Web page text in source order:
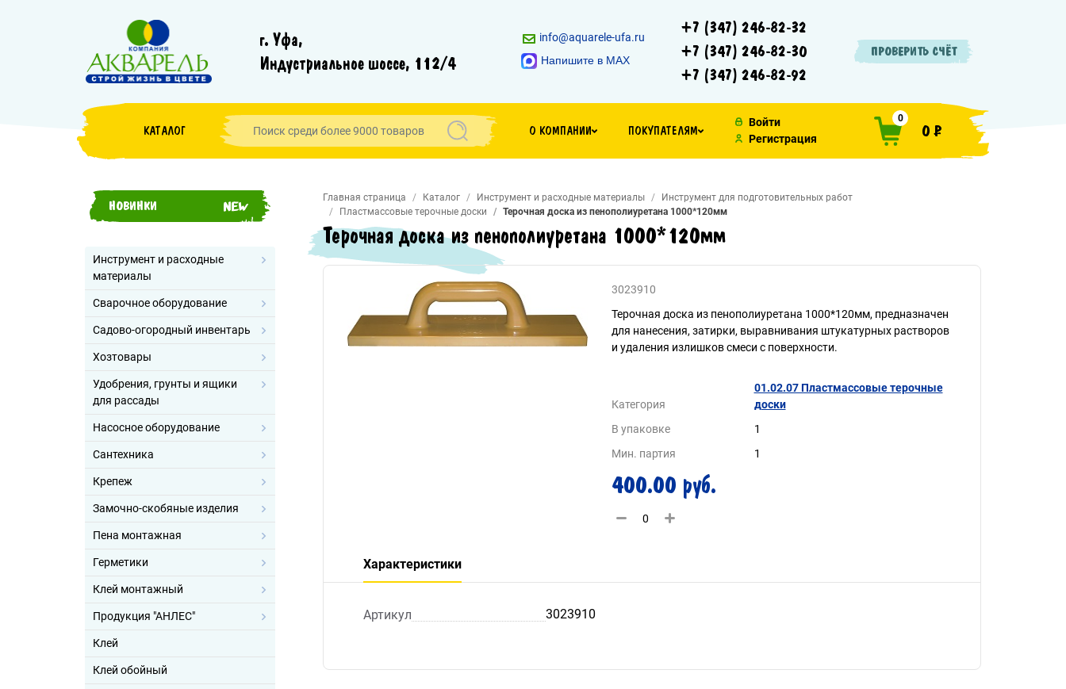
г. Уфа,
Индустриальное шоссе, 112/4
info@aquarele-ufa.ru
Напишите в MAX
+7 (347) 246-82-32
+7 (347) 246-82-30
+7 (347) 246-82-92
ПРОВЕРИТЬ СЧЁТ
КАТАЛОГ О КОМПАНИИ ПОКУПАТЕЛЯМ
Войти
Регистрация
0
0 ₽
НОВИНКИ
Инструмент и расходные
материалы
Сварочное оборудование
Садово-огородный инвентарь
Хозтовары
Удобрения, грунты и ящики
для рассады
Насосное оборудование
Сантехника
Крепеж
Замочно-скобяные изделия
Пена монтажная
Герметики
Клей монтажный
Продукция "АНЛЕС"
Клей
Клей обойный
Главная страница Каталог Инструмент и расходные материалы
Инструмент для подготовительных работ
Пластмассовые терочные доски
Терочная доска из пенополиуретана 1000*120мм
Терочная доска из пенополиуретана 1000*120мм
3023910
Терочная доска из пенополиуретана 1000*120мм, предназначен
для нанесения, затирки, выравнивания штукатурных растворов
и удаления излишков смеси с поверхности.
Категория
01.02.07 Пластмассовые терочные
доски
В упаковке
1
Мин. партия
1
400.00 руб.
Характеристики
Артикул 3023910